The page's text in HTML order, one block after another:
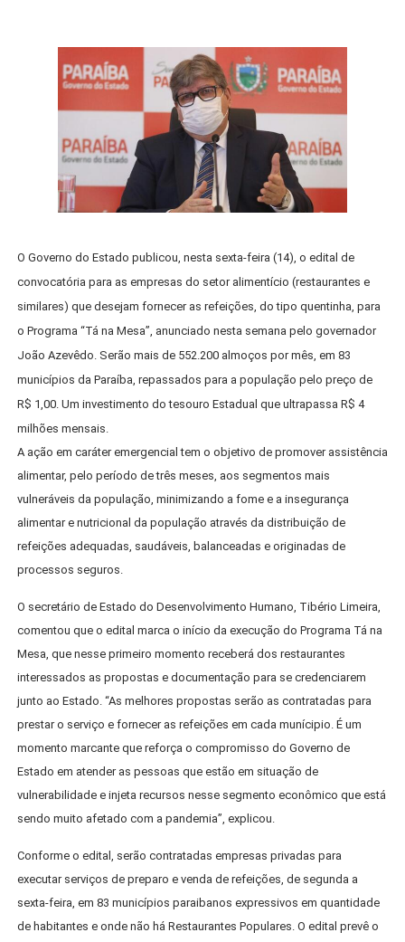
O Governo do Estado publicou, nesta sexta-feira (14), o edital de
convocatória para as empresas do setor alimentício (restaurantes e
similares) que desejam fornecer as refeições, do tipo quentinha, para
o Programa “Tá na Mesa”, anunciado nesta semana pelo governador
João Azevêdo. Serão mais de 552.200 almoços por mês, em 83
municípios da Paraíba, repassados para a população pelo preço de
R$ 1,00. Um investimento do tesouro Estadual que ultrapassa R$ 4
milhões mensais.
A ação em caráter emergencial tem o objetivo de promover assistência
alimentar, pelo período de três meses, aos segmentos mais
vulneráveis da população, minimizando a fome e a insegurança
alimentar e nutricional da população através da distribuição de
refeições adequadas, saudáveis, balanceadas e originadas de
processos seguros.
O secretário de Estado do Desenvolvimento Humano, Tibério Limeira,
comentou que o edital marca o início da execução do Programa Tá na
Mesa, que nesse primeiro momento receberá dos restaurantes
interessados as propostas e documentação para se credenciarem
junto ao Estado. “As melhores propostas serão as contratadas para
prestar o serviço e fornecer as refeições em cada munícipio. É um
momento marcante que reforça o compromisso do Governo de
Estado em atender as pessoas que estão em situação de
vulnerabilidade e injeta recursos nesse segmento econômico que está
sendo muito afetado com a pandemia”, explicou.
Conforme o edital, serão contratadas empresas privadas para
executar serviços de preparo e venda de refeições, de segunda a
sexta-feira, em 83 municípios paraibanos expressivos em quantidade
de habitantes e onde não há Restaurantes Populares. O edital prevê o